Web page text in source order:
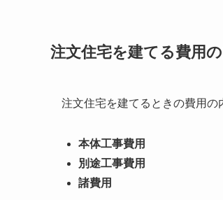
注文住宅を建てる費用
注文住宅を建てるときの費用の
本体工事費用
別途工事費用
諸費用